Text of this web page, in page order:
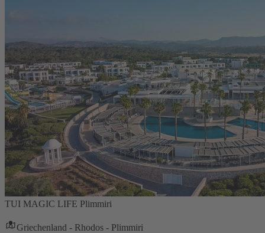
TUI MAGIC LIFE Plimmiri
Griechenland - Rhodos - Plimmiri